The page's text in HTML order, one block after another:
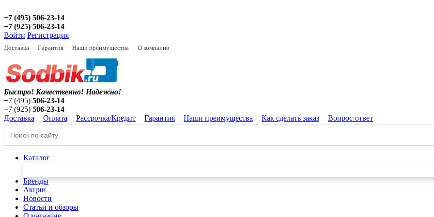
+7 (495) 506-23-14
+7 (925) 506-23-14
Войти Регистрация
Доставка Гарантия Наши преимущества О компании
Быстро! Качественно! Надежно!
+7 (495) 506-23-14
+7 (925) 506-23-14
Доставка
Оплата Рассрочка/Кредит Гарантия Наши преимущества Как сделать заказ Вопрос-ответ
Каталог
Бренды
Акции
Новости
Статьи и обзоры